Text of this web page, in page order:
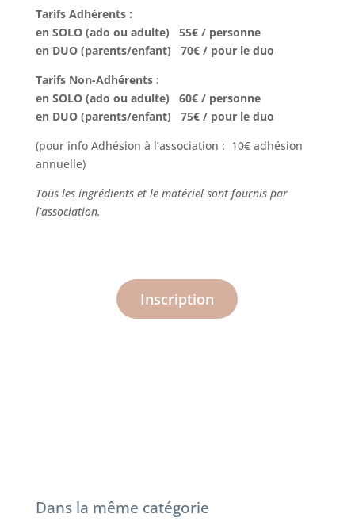
Tarifs Adhérents :
en SOLO (ado ou adulte) 55€ / personne
en DUO (parents/enfant) 70€ / pour le duo
Tarifs Non-Adhérents :
en SOLO (ado ou adulte) 60€ / personne
en DUO (parents/enfant) 75€ / pour le duo
(pour info Adhésion à l’association : 10€ adhésion
annuelle)
Tous les ingrédients et le matériel sont fournis par
l’association.
Inscription
Dans la même catégorie